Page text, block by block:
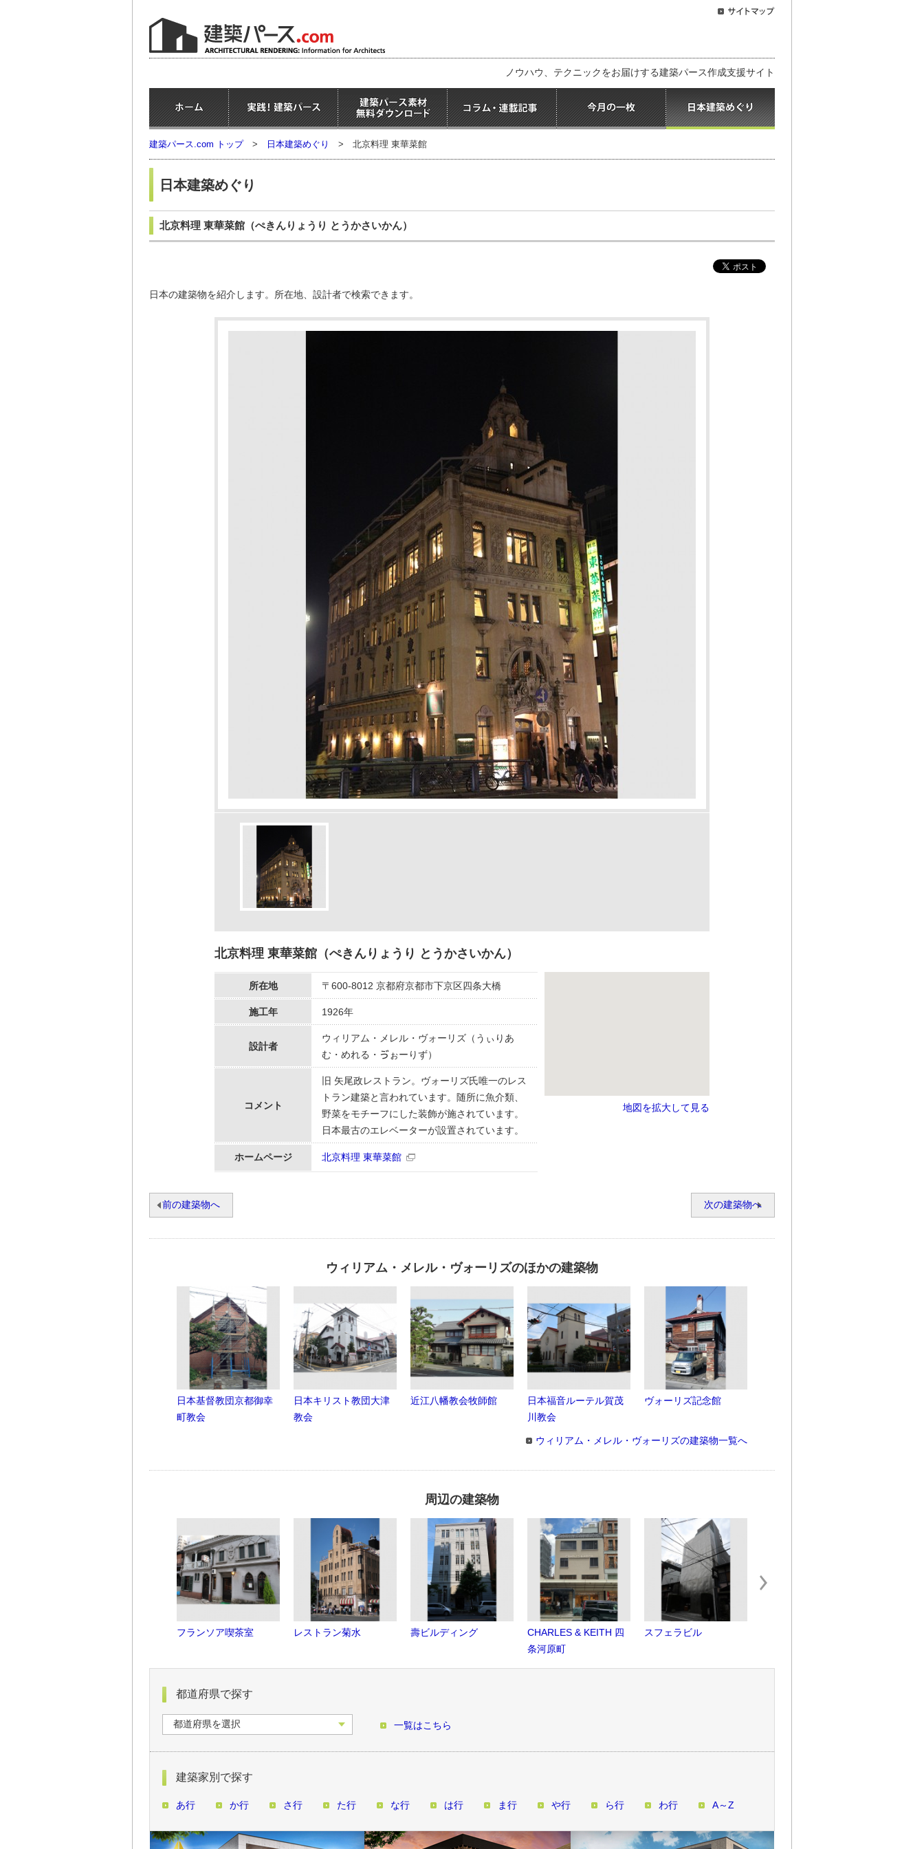
ノウハウ、テクニックをお届けする建築パース作成支援サイト
建築パース.com トップ > 日本建築めぐり > 北京料理 東華菜館
日本建築めぐり
北京料理 東華菜館 （ぺきんりょうり とうかさいかん）
日本の建築物を紹介します。所在地、設計者で検索できます。
北京料理 東華菜館（ぺきんりょうり とうかさいかん）
所在地 〒600-8012 京都府京都市下京区四条大橋
施工年 1926年
設計者
ウィリアム・メレル・ヴォーリズ（うぃりあ
む・めれる・ゔぉーりず）
コメント
旧 矢尾政レストラン。ヴォーリズ氏唯一のレス
トラン建築と言われています。随所に魚介類、
野菜をモチーフにした装飾が施されています。
日本最古のエレベーターが設置されています。
ホームページ 北京料理 東華菜館
地図を拡大して見る
前の建築物へ 次の建築物へ
ウィリアム・メレル・ヴォーリズのほかの建築物
日本基督教団京都御幸
町教会
日本キリスト教団大津
教会
近江八幡教会牧師館
日本福音ルーテル賀茂
川教会
ヴォーリズ記念館
ウィリアム・メレル・ヴォーリズの建築物一覧へ
周辺の建築物
フランソア喫茶室 レストラン菊水 壽ビルディング
CHARLES & KEITH 四
条河原町
スフェラビル
都道府県で探す
一覧はこちら
建築家別で探す
あ行 か行 さ行 た行 な行 は行 ま行 や行 ら行 わ行 A～Z